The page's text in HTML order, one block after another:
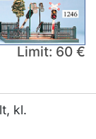
Limit: 60 €
kl.